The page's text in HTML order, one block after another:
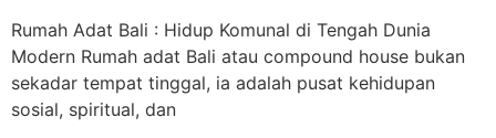
Rumah Adat Bali : Hidup Komunal di Tengah Dunia
Modern Rumah adat Bali atau compound house bukan
sekadar tempat tinggal, ia adalah pusat kehidupan
sosial, spiritual, dan